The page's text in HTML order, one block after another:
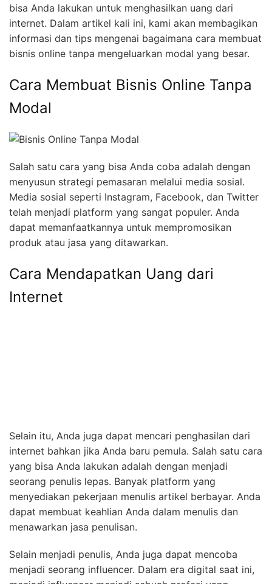
bisa Anda lakukan untuk menghasilkan uang dari
internet. Dalam artikel kali ini, kami akan membagikan
informasi dan tips mengenai bagaimana cara membuat
bisnis online tanpa mengeluarkan modal yang besar.
Cara Membuat Bisnis Online Tanpa
Modal
Salah satu cara yang bisa Anda coba adalah dengan
menyusun strategi pemasaran melalui media sosial.
Media sosial seperti Instagram, Facebook, dan Twitter
telah menjadi platform yang sangat populer. Anda
dapat memanfaatkannya untuk mempromosikan
produk atau jasa yang ditawarkan.
Cara Mendapatkan Uang dari
Internet
dapat membuat keahlian Anda dalam menulis dan
menawarkan jasa penulisan.
Selain menjadi penulis, Anda juga dapat mencoba
menjadi seorang influencer. Dalam era digital saat ini,
menjadi influencer menjadi sebuah profesi yang
menjanjikan. Anda dapat membangun basis pengikut
yang solid dan memanfaatkannya untuk mendapatkan
endorsement dari perusahaan-perusahaan tertentu.
Tentunya, untuk menjadi seorang influencer yang
sukses, Anda perlu konsisten dalam menghasilkan